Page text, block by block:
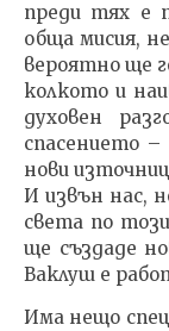
преди тях е
обща мисия,
вероятно ще
колкото и
духовен
спасението
нови
И извън нас,
света по
ще създаде
Ваклуш е
Има нещо